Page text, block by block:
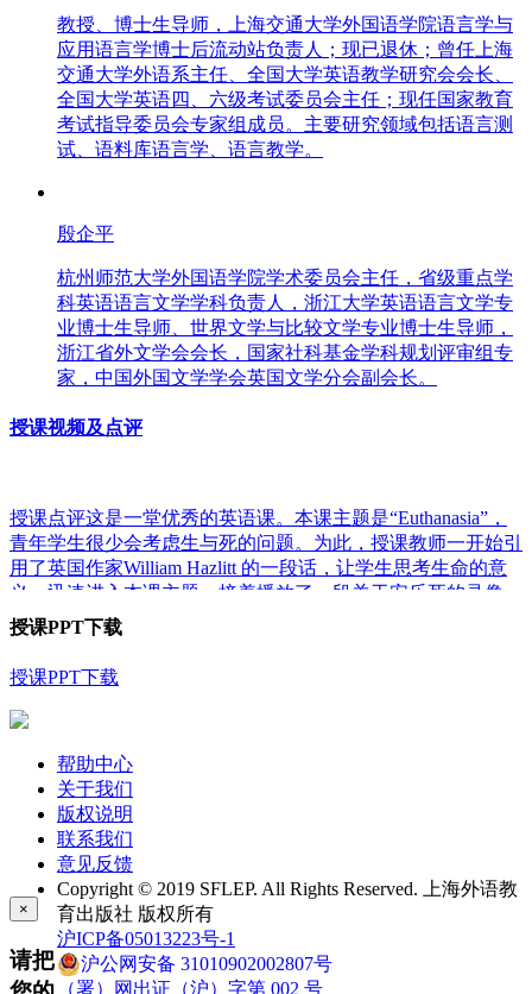
教授、博士生导师，上海交通大学外国语学院语言学与
应用语言学博士后流动站负责人；现已退休；曾任上海
交通大学外语系主任、全国大学英语教学研究会会长、
全国大学英语四、六级考试委员会主任；现任国家教育
考试指导委员会专家组成员。主要研究领域包括语言测
试、语料库语言学、语言教学。
殷企平
杭州师范大学外国语学院学术委员会主任，省级重点学
科英语语言文学学科负责人，浙江大学英语语言文学专
业博士生导师、世界文学与比较文学专业博士生导师，
浙江省外文学会会长，国家社科基金学科规划评审组专
家，中国外国文学学会英国文学分会副会长。
授课视频及点评
授课点评这是一堂优秀的英语课。本课主题是“Euthanasia”，
青年学生很少会考虑生与死的问题。为此，授课教师一开始引
用了英国作家William Hazlitt 的一段话，让学生思考生命的意
义，迅速进入本课主题。接着播放了一段关于安乐死的录像，
点出两个关键词：“murder”和“humane”，这一个热身阶段比较
长，花了四分多钟时间，但是有思想深度，引导学生思考两种
决然对立的观点。在这个基础上，授课教师对全文进行了深入
分析，分析非常细致到位，步步深入，启发思考，不但解释疑
难词语，帮助学生排除语言障碍，而且穿插讲解词源、修辞、
学生吃透文章精神；从示范课前后两次简单的举手调查可以看
出，学生对“euthanasia”的看法有了变化，说明充分理解了文章
意义。语言课的首要任务是帮助学生打好扎实的语言基础，拓
展学生对相关词汇和语法结构的理解和运用，授课教师做到了
这一点，还善于寓人文教育于语言教学之中，让学生领悟不但
要珍惜生命，更要对人充满同情心。授课教师英语出色，语
音、语调准确自然，表达流畅，思维敏捷，上课充满激情，课
堂气氛活跃，积极与学生互动。授课教师有较好的语言基本
功，对文章进行了充分的研读，理解比较准确，能抓住文章要
授课PPT下载
授课PPT下载
帮助中心
关于我们
版权说明
联系我们
意见反馈
Copyright © 2019 SFLEP. All Rights Reserved. 上海外语教
育出版社 版权所有
沪ICP备05013223号-1
沪公网安备 31010902002807号
（署）网出证（沪）字第 002 号
×
请把